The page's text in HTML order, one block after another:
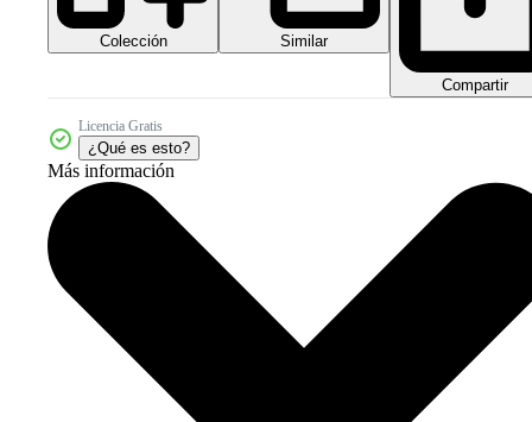
Colección Similar
Compartir
Licencia Gratis
¿Qué es esto?
Más información